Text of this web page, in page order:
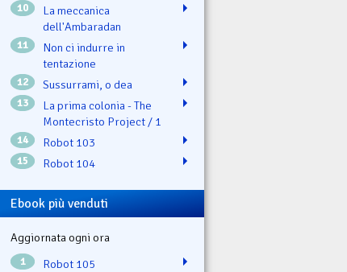
10
La meccanica
dell'Ambaradan
11
Non ci indurre in
tentazione
12 Sussurrami, o dea
13
La prima colonia - The
Montecristo Project / 1
14 Robot 103
15 Robot 104
Ebook più venduti
Aggiornata ogni ora
1 Robot 105